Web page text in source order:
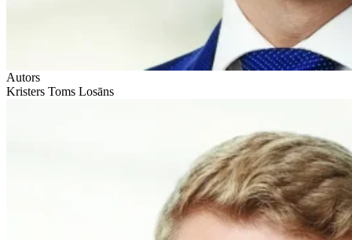
Autors
Kristers Toms Losāns